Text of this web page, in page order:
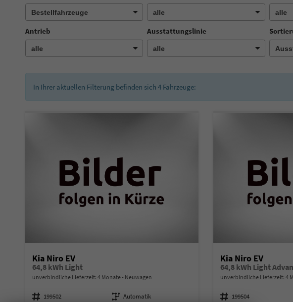
Antrieb Ausstattungslinie
In Ihrer aktuellen Filterung befinden sich 4Fahrzeuge:
Kia Niro EV
64,8 kWh Light
unverbindliche Lieferzeit: 4 Monate Neuwagen
Fahrzeugnummer 199502 Getriebe Automatik
Kia Niro EV
64,8 kWh Light
unverbindliche Lieferzeit:4
Fahrzeugnummer 199504